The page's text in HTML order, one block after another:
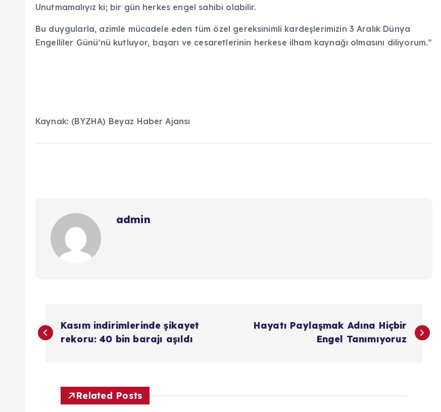
Unutmamalıyız ki; bir gün herkes engel sahibi olabilir.
Bu duygularla, azimle mücadele eden tüm özel gereksinimli kardeşlerimizin 3 Aralık Dünya
Engelliler Günü’nü kutluyor, başarı ve cesaretlerinin herkese ilham kaynağı olmasını diliyorum.”
Kaynak: (BYZHA) Beyaz Haber Ajansı
admin
Y
a
Kasım indirimlerinde şikayet
rekoru: 40 bin barajı aşıldı
Hayatı Paylaşmak Adına Hiçbir
Engel Tanımıyoruz
Related Posts